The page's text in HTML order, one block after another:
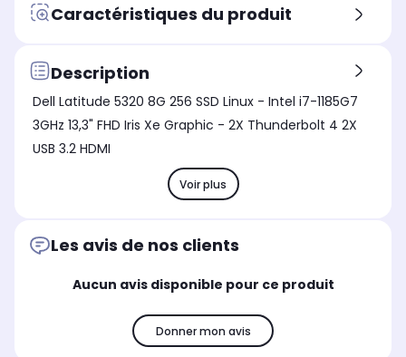
Mémoire vive
8 Go
fourni
Type de charnière
Standard
Wifi 6 (AX)
Mémoire vive
8 Go
Type de charnière
Standard
Bluetooth
Oui
Caractéristiques du produit
Description
Dell Latitude 5320 8G 256 SSD Linux - Intel i7-1185G7
3GHz 13,3" FHD Iris Xe Graphic - 2X Thunderbolt 4 2X
USB 3.2 HDMI
Voir plus
Les avis de nos clients
Aucun avis disponible pour ce produit
Donner mon avis